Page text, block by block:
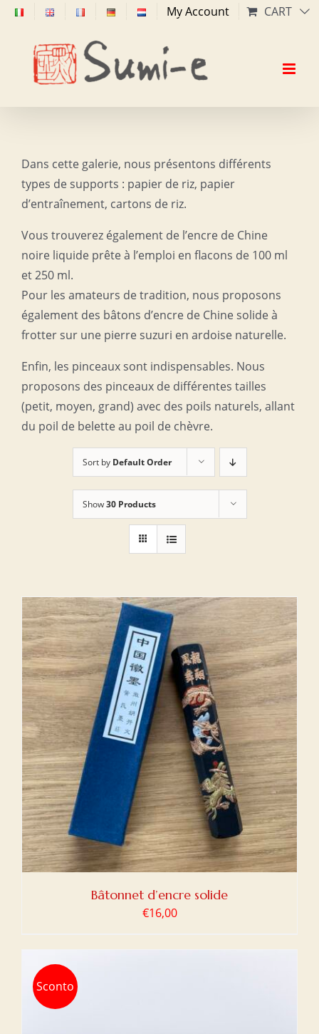
Skip
content
My Account CART
Dans cette galerie, nous présentons différents
types de supports : papier de riz, papier
d’entraînement, cartons de riz.
Vous trouverez également de l’encre de Chine
noire liquide prête à l’emploi en flacons de 100 ml
et 250 ml.
Pour les amateurs de tradition, nous proposons
également des bâtons d’encre de Chine solide à
frotter sur une pierre suzuri en ardoise naturelle.
Enfin, les pinceaux sont indispensables. Nous
proposons des pinceaux de différentes tailles
(petit, moyen, grand) avec des poils naturels, allant
du poil de belette au poil de chèvre.
Sort by Default Order
Show30 Products
Bâtonnet d’encre solide
€16,00
Sconto